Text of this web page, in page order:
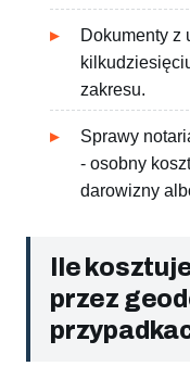
Dokumenty z
zakresu.
Sprawy
- osobny
darowizny
Ile
przez